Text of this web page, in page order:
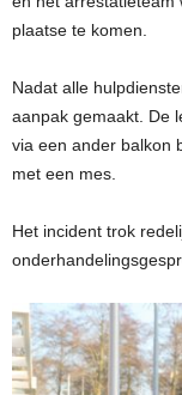
plaatse te komen.
Nadat alle
aanpak gemaakt. De
via een ander balkon
met een mes.
Het incident trok